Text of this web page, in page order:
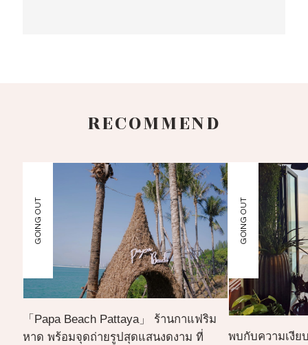
RECOMMEND
GOING OUT
「Papa Beach Pattaya」 ร้านกาแฟริม
หาด พร้อมจุดถ่ายรูปสุดแสนงดงาม ที่
GOING OUT
พบกับความเงีย